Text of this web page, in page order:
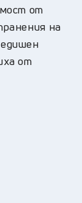
от
на
от